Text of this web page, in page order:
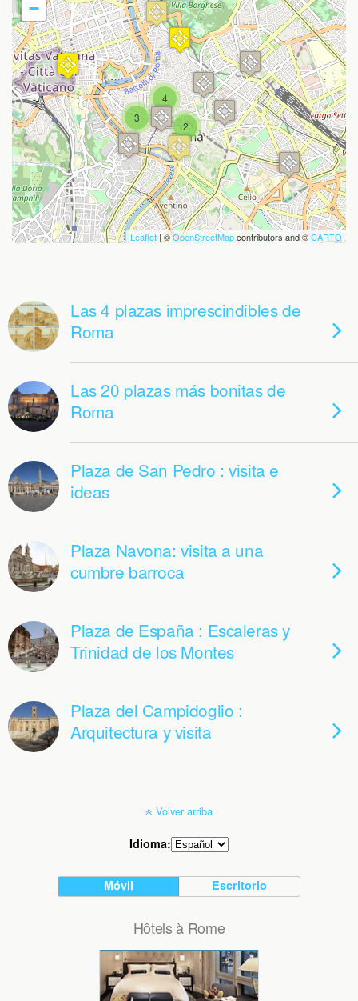
Travelers' Map is loading...
If you see this after your page is
loaded completely, leafletJS files are
missing.
4
3
2
−
Leaflet| ©OpenStreetMapcontributors and ©CARTO
Las 4 plazas imprescindibles de
Roma
Las 20 plazas más bonitas de
Roma
Plaza de San Pedro : visita e
ideas
Plaza Navona: visita a una
cumbre barroca
Plaza de España : Escaleras y
Trinidad de los Montes
Plaza del Campidoglio :
Arquitectura y visita
Volver arriba
Idioma:
Móvil Escritorio
Hôtels à Rome